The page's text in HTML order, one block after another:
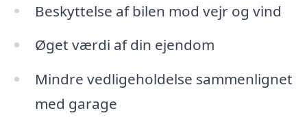
Beskyttelse af bilen mod vejr og vind
Øget værdi af din ejendom
Mindre vedligeholdelse sammenlignet
med garage